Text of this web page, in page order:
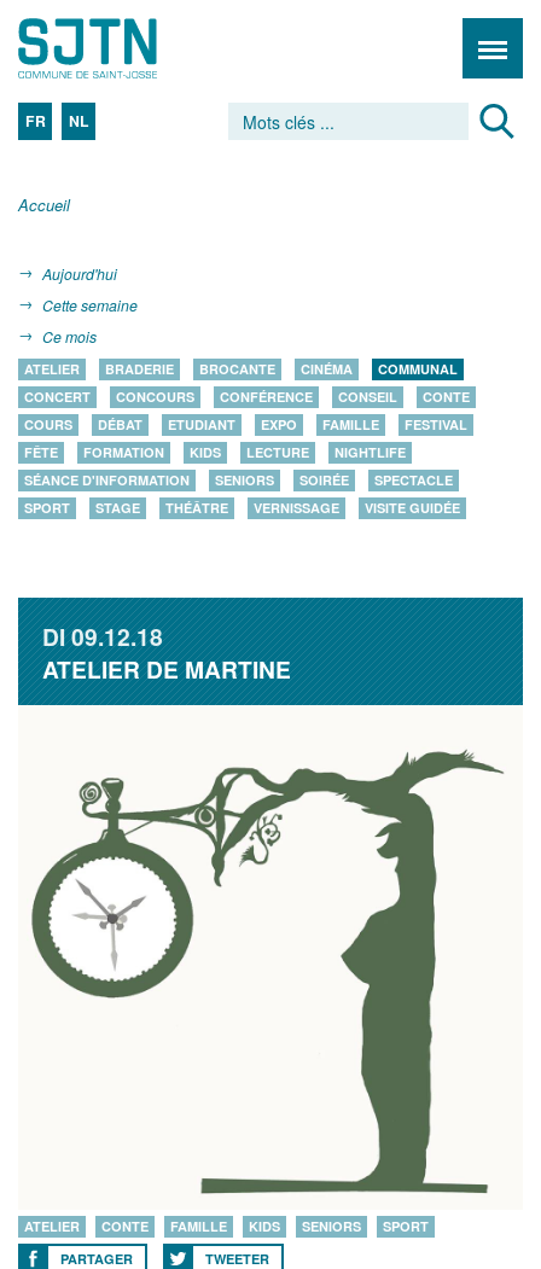
FR NL
Accueil
Aujourd'hui
Cette semaine
Ce mois
ATELIER BRADERIE BROCANTE CINÉMA
COMMUNAL
CONCERT
CONCOURS CONFÉRENCE CONSEIL
CONTE
COURS
DÉBAT ETUDIANT EXPO FAMILLE
FESTIVAL
FÊTE
FORMATION KIDS LECTURE
NIGHTLIFE
SÉANCE D'INFORMATION
SENIORS SOIRÉE
SPECTACLE
SPORT
STAGE THÉÂTRE VERNISSAGE VISITE GUIDÉE
DI09.12.18
ATELIER DE MARTINE
ATELIER CONTE FAMILLE KIDS SENIORS
SPORT
PARTAGER
TWEETER